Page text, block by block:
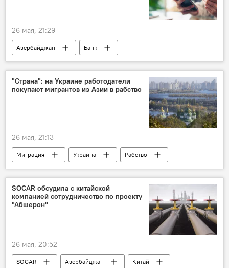
26 мая, 21:29
Азербайджан
Банк
Центральный банк АР
"Страна": на Украине работодатели
покупают мигрантов из Азии в рабство
26 мая, 21:13
Миграция Украина
Рабство
Азия
SOCAR обсудила с китайской
компанией сотрудничество по проекту
"Абшерон"
26 мая, 20:52
SOCAR Азербайджан
Китай